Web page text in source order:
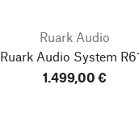
Ruark Audio
Ruark Audio System
1.499,00 €